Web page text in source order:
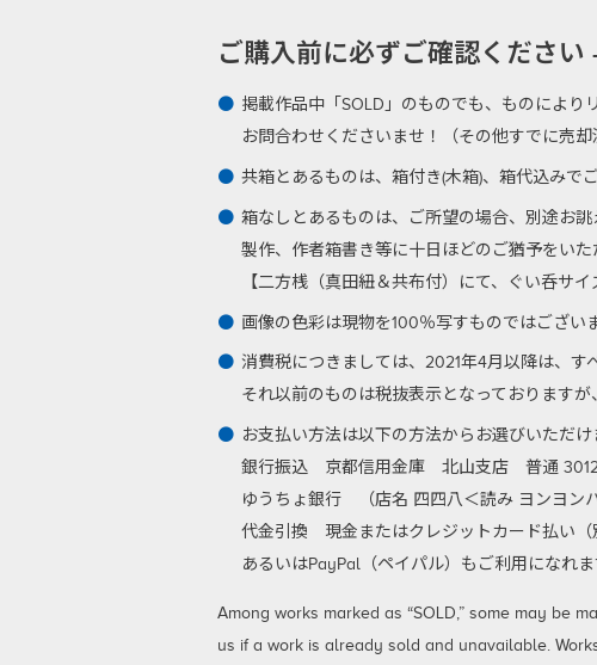
ご購入前に必ずご確認くださ
掲載作品中「SOLD」のものでも、ものにより
お問合わせくださいませ！（その他すでに売
共箱とあるものは、箱付き(木箱)、箱代込みでご
箱なしとあるものは、ご所望の場合、別途お誂
製作、作者箱書き等に十日ほどのご猶予をいた
【二方桟（真田紐＆共布付）にて、ぐい呑サ
画像の色彩は現物を100％写すものではござい
消費税につきましては、2021年4月以降は、す
それ以前のものは税抜表示となっております
お支払い方法は以下の方法からお選びいただけ
銀行振込 京都信用金庫 北山支店 普通
ゆうちょ銀行 （店名 四四八＜読み ヨンヨ
代金引換 現金またはクレジットカード払い（
あるいはPayPal（ペイパル）もご利用になれ
Among works marked as “SOLD,” some may be
us if a work is already sold and unavailable.